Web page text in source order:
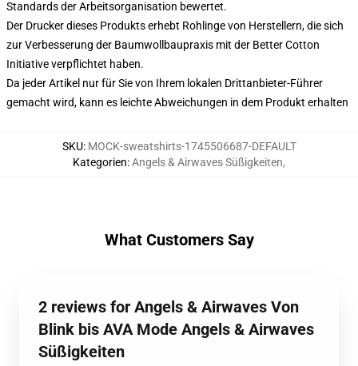
Standards der Arbeitsorganisation bewertet.
Der Drucker dieses Produkts erhebt Rohlinge von Herstellern, die sich
zur Verbesserung der Baumwollbaupraxis mit der Better Cotton
Initiative verpflichtet haben.
Da jeder Artikel nur für Sie von Ihrem lokalen Drittanbieter-Führer
gemacht wird, kann es leichte Abweichungen in dem Produkt erhalten
SKU: MOCK-sweatshirts-1745506687-DEFAULT
Kategorien:Angels & Airwaves Süßigkeiten,
What Customers Say
2 reviews for Angels & Airwaves Von
Blink bis AVA Mode Angels & Airwaves
Süßigkeiten